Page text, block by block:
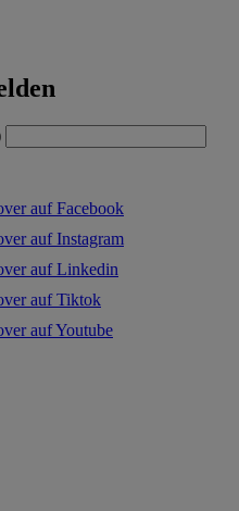
auf Facebook
auf Instagram
auf Linkedin
auf Tiktok
auf Youtube